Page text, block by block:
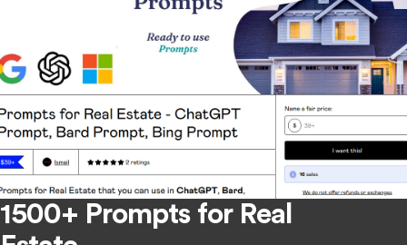
1500+ Prompts for Real